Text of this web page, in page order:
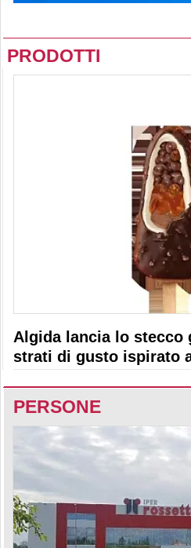
PRODOTTI
Algida lancia lo stecco
strati di gusto ispirato
PERSONE